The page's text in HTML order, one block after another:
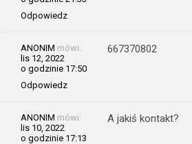
Odpowiedz
ANONIM mówi:
lis 12, 2022
o godzinie 17:50
Odpowiedz
667370802
ANONIM mówi:
lis 10, 2022
o godzinie 17:13
A jakiś kontakt?